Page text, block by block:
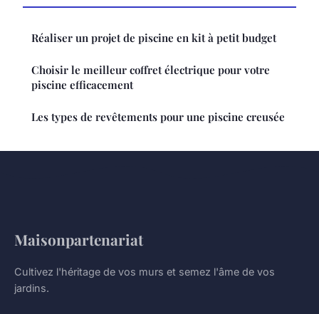
Réaliser un projet de piscine en kit à petit budget
Choisir le meilleur coffret électrique pour votre
piscine efficacement
Les types de revêtements pour une piscine creusée
Maisonpartenariat
Cultivez l'héritage de vos murs et semez l'âme de vos
jardins.